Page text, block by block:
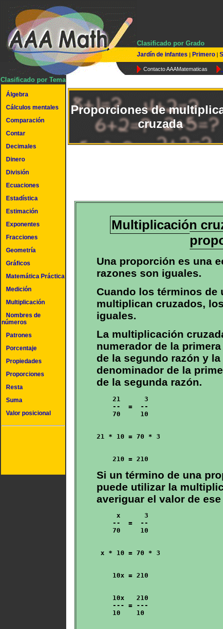
Clasificado por Grado
Jardín de infantes | Primero |
Contacto AAAMatematicas
Clasificado por Tema
Álgebra
Cálculos mentales
Comparación
Contar
Decimales
Dinero
División
Ecuaciones
Estadística
Estimación
Exponentes
Fracciones
Geometría
Gráficos
Matemática Práctica
Medición
Multiplicación
Nombres de
números
Patrones
Porcentaje
Propiedades
Proporciones
Resta
Suma
Valor posicional
Proporciones de
cruzada
Multiplicación
Una proporción es una
razones son iguales.
Cuando los términos de
multiplican cruzados,
iguales.
La multiplicación
numerador de la
de la segundo razón y
denominador de la
de la segunda razón.
    21      3
    --  =  --
    70     10
21 * 10 = 70 * 3
Si un término de una
puede utilizar la
averiguar el valor de
     x      3
    --  =  --
    70     10
x * 10 = 70 * 3
    10x = 210
    10x   210
    --- = ---
    10    10